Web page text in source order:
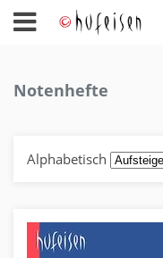
Notenhefte
Alphabetisch